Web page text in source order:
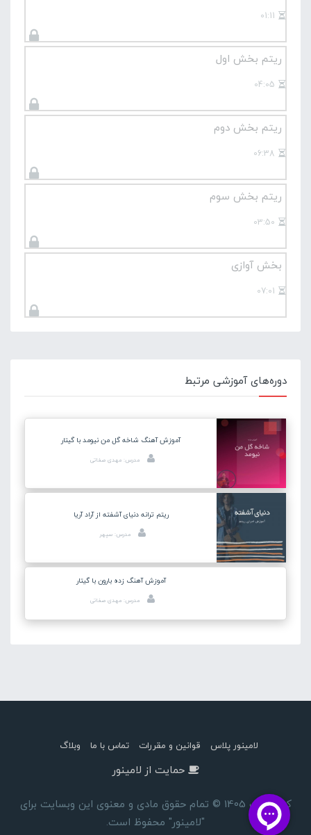
01:11
ریتم بخش اول
04:05
ریتم بخش دوم
06:38
ریتم بخش سوم
03:50
بخش آوازی
07:01
دوره‌های آموزشی مرتبط
آموزش آهنگ شاخه گل من نیومد با گیتار
مدرس: مهدی صفاتی
ریتم ترانه دنیای آشفته از آراد آریا
مدرس: سپهر
آموزش آهنگ زده بارون با گیتار
مدرس: مهدی صفاتی
لامینور پلاس قوانین و مقررات تماس با ما وبلاگ
حمایت از لامینور
کپی رایت 1405 © تمام حقوق مادی و معنوی این وبسایت برای
"لامینور" محفوظ است.